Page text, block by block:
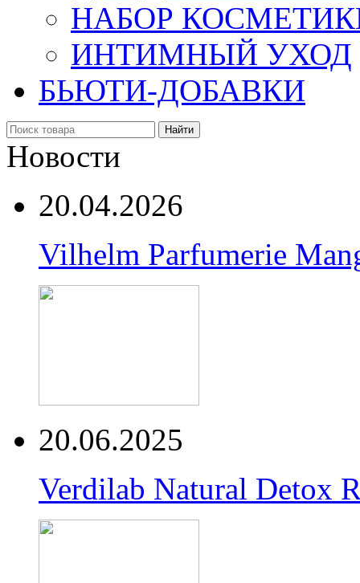
НАБОР
ИНТИМНЫЙ УХОД
БЬЮТИ-ДОБАВКИ
Найти
Новости
20.04.2026
Vilhelm Parfumerie
20.06.2025
Verdilab Natural Detox